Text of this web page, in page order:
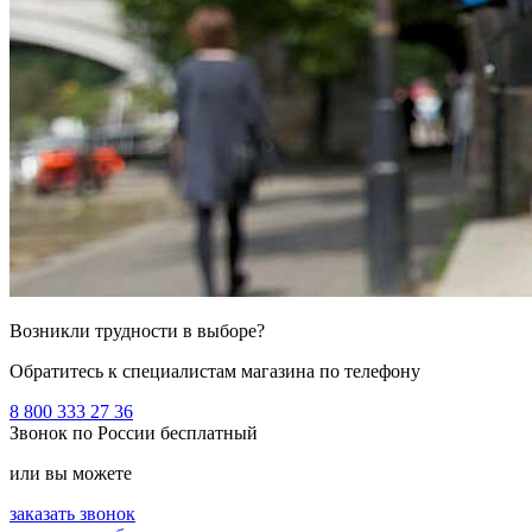
Возникли трудности в выборе?
Обратитесь к специалистам магазина по телефону
8 800 333 27 36
Звонок по России бесплатный
или вы можете
заказать звонок